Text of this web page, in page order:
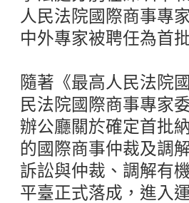
人民法院國際商事專
中外專家被聘任為首
隨著《最高人民法院
民法院國際商事專家
辦公廳關於確定首批
的國際商事仲裁及調
訴訟與仲裁、調解有
平臺正式落成，進入